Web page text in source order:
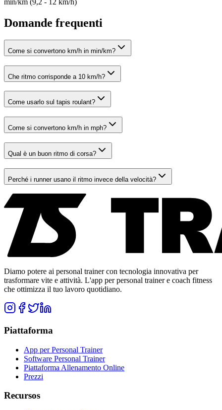
min/km (9,2 - 12 km/h)
Domande frequenti
Come si convertono km/h in min/km?
Che ritmo corrisponde a 10 km/h?
Come usarlo sul tapis roulant?
Come si convertono km/h in mph?
Qual è un buon ritmo di corsa?
Perché i runner usano il ritmo invece della velocità?
Diamo potere ai personal trainer con tecnologia innovativa per
trasformare vite e attività. L'app per personal trainer e coach fitness
che ottimizza il tuo lavoro quotidiano.
Piattaforma
App per Personal Trainer
Software Personal Trainer
Piattaforma Allenamento Online
Prezzi
Recursos